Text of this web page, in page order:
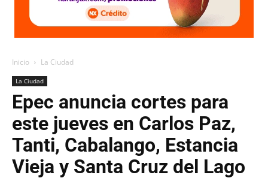
Inicio La Ciudad
La Ciudad
Epec anuncia cortes para
este jueves en Carlos Paz,
Tanti, Cabalango, Estancia
Vieja y Santa Cruz del Lago